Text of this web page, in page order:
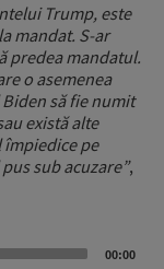
Trump, este
mandat. S-ar
predea mandatul.
o asemenea
să fie numit
există alte
împiedice pe
sub acuzare”,
00:00